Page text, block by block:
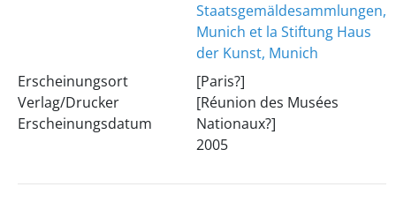
Staatsgemäldesammlungen,
Munich et la Stiftung Haus
der Kunst, Munich
Erscheinungsort
Verlag/Drucker
Erscheinungsdatum
[Paris?]
[Réunion des Musées
Nationaux?]
2005